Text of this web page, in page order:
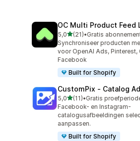
OC Multi Product Feed
5,0van 5 sterren
(21)
21 recensies in totaal
•
Synchroniseer producten
voor OpenAI Ads, Pinterest,
Facebook
Built for Shopify
CustomPix ‑ Catalog
5,0van 5 sterren
(11)
11 recensies in totaal
•
Facebook- en Instagram-
catalogusafbeeldingen
aanpassen.
Built for Shopify